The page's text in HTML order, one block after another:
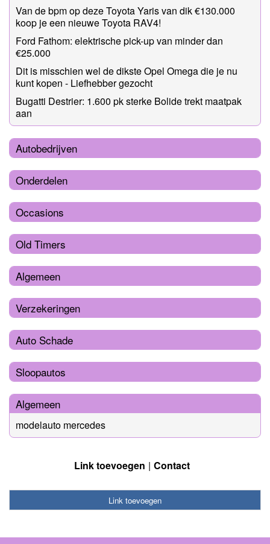
Van de bpm op deze Toyota Yaris van dik €130.000
koop je een nieuwe Toyota RAV4!
Ford Fathom: elektrische pick-up van minder dan
€25.000
Dit is misschien wel de dikste Opel Omega die je nu
kunt kopen - Liefhebber gezocht
Bugatti Destrier: 1.600 pk sterke Bolide trekt maatpak
aan
Autobedrijven
Onderdelen
Occasions
Old Timers
Algemeen
Verzekeringen
Auto Schade
Sloopautos
Algemeen
modelauto mercedes
Link toevoegen Contact
Link toevoegen